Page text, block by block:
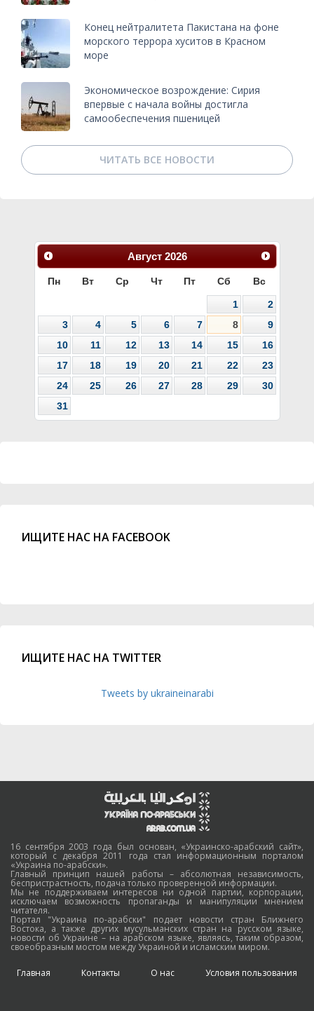
Конец нейтралитета Пакистана на фоне
морского террора хуситов в Красном
море
Экономическое возрождение: Сирия
впервые с начала войны достигла
самообеспечения пшеницей
ЧИТАТЬ ВСЕ НОВОСТИ
Август 2026
Пн Вт Ср Чт Пт Сб Вс
1
2
3
4 5 6 7 8
9
10
11 12 13 14 15
16
17
18 19 20 21 22
23
24
25 26 27 28 29
30
31
ИЩИТЕ НАС НА FACEBOOK
ИЩИТЕ НАС НА TWITTER
Tweets by ukraineinarabi
16 сентября 2003 года был основан, «Украинско-арабский сайт»,
который с декабря 2011 года стал информационным порталом
«Украина по-арабски».
Главный принцип нашей работы – абсолютная независимость,
беспристрастность, подача только проверенной информации.
Мы не поддерживаем интересов ни одной партии, корпорации,
исключаем возможность пропаганды и манипуляции мнением
читателя.
Портал "Украина по-арабски" подает новости стран Ближнего
Востока, а также других мусульманских стран на русском языке,
новости об Украине – на арабском языке, являясь, таким образом,
своеобразным мостом между Украиной и исламским миром.
Главная Контакты О нас Условия пользования